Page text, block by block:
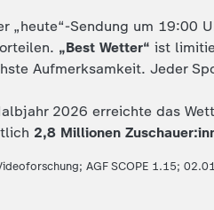
„heute“-Sendung um 19:00
„Best Wetter“ ist
Aufmerksamkeit. Jeder
2026 erreichte das
2,8 Millionen
AGF SCOPE 1.15;